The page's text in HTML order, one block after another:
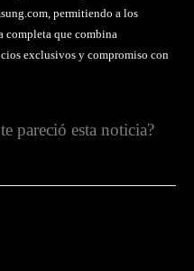
permitiendo a los
completa que combina
exclusivos y compromiso con
pareció esta noticia?